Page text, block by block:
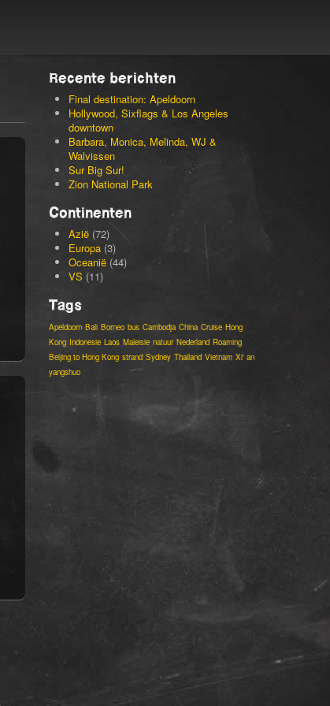
Recente berichten
Final destination: Apeldoorn
Hollywood, Sixflags & Los Angeles
downtown
Barbara, Monica, Melinda, WJ &
Walvissen
Sur Big Sur!
Zion National Park
Continenten
Azië(72)
Europa(3)
Oceanië(44)
VS (11)
Tags
Apeldoorn Bali Borneo bus Cambodja China Cruise Hong
Kong Indonesie Laos Maleisie natuur Nederland Roaming
Beijing to Hong Kong strand Sydney Thailand Vietnam Xi' an
yangshuo